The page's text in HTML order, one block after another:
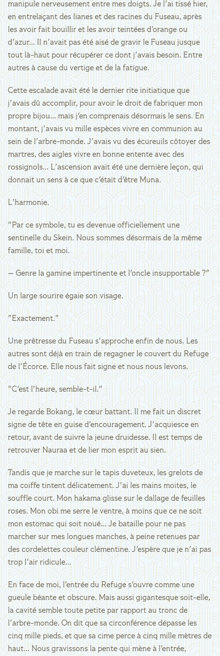
manipule nerveusement entre mes doigts. Je l'ai tissé hier,
en entrelaçant des lianes et des racines du Fuseau, après
les avoir fait bouillir et les avoir teintées d'orange ou
d'azur... Il n'avait pas été aisé de gravir le Fuseau jusque
tout là-haut pour récupérer ce dont j'avais besoin. Entre
autres à cause du vertige et de la fatigue.
Cette escalade avait été le dernier rite initiatique que
j'avais dû accomplir, pour avoir le droit de fabriquer mon
propre bijou... mais j'en comprenais désormais le sens. En
montant, j'avais vu mille espèces vivre en communion au
sein de l'arbre-monde. J'avais vu des écureuils côtoyer des
martres, des aigles vivre en bonne entente avec des
rossignols... L'ascension avait été une dernière leçon, qui
donnait un sens à ce que c'était d'être Muna.
L'harmonie.
"Par ce symbole, tu es devenue officiellement une
sentinelle du Skein. Nous sommes désormais de la même
famille, toi et moi.
— Genre la gamine impertinente et l'oncle insupportable ?"
Un large sourire égaie son visage.
"Exactement."
Une prêtresse du Fuseau s'approche enfin de nous. Les
autres sont déjà en train de regagner le couvert du Refuge
de l'Écorce. Elle nous fait signe et nous nous levons.
"C'est l'heure, semble-t-il."
Je regarde Bokang, le cœur battant. Il me fait un discret
signe de tête en guise d'encouragement. J'acquiesce en
retour, avant de suivre la jeune druidesse. Il est temps de
retrouver Nauraa et de lier mon esprit au sien.
Tandis que je marche sur le tapis duveteux, les grelots de
ma coiffe tintent délicatement. J'ai les mains moites, le
souffle court. Mon hakama glisse sur le dallage de feuilles
roses. Mon obi me serre le ventre, à moins que ce ne soit
mon estomac qui soit noué... Je bataille pour ne pas
marcher sur mes longues manches, à peine retenues par
des cordelettes couleur clémentine. J'espère que je n'ai pas
trop l'air ridicule...
En face de moi, l'entrée du Refuge s'ouvre comme une
gueule béante et obscure. Mais aussi gigantesque soit-elle,
la cavité semble toute petite par rapport au tronc de
l'arbre-monde. On dit que sa circonférence dépasse les
cinq mille pieds, et que sa cime perce à cinq mille mètres de
haut... Nous gravissons la pente qui mène à l'entrée,